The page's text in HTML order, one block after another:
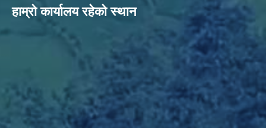
हाम्राे कार्यालय रहेकाे स्थान